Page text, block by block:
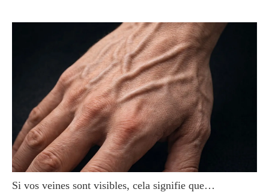
Si vos veines sont visibles, cela signifie que…